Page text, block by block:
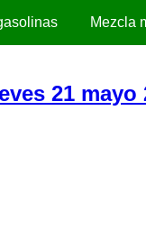
Mezcla
21 mayo